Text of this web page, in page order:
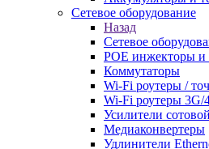
Сетевое оборудование
Назад
Сетевое
POE инжекторы и
Коммутаторы
Wi-Fi роутеры /
Wi-Fi роутеры 3G/
Усилители
Медиаконвертеры
Удлинители